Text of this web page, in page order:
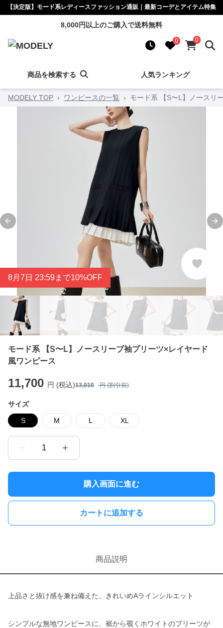
【決定版】モード系レディースファッション通販｜最新コーデとアイテム特集
8,000円以上のご購入で送料無料
0 0
商品を検索する 人気ランキング
MODELY TOP › ワンピースの一覧 › モード系 【S〜L】ノースリ
Previous slide
8月 7 日 23:59まで10%OFF
モード系 【S〜L】ノースリーブ袖プリーツ×レイヤード
風ワンピース
11,700 円 (税込)13,010 円 (割引前)
サイズ
S M L XL
1
購入画面に進む
カートに追加する
商品説明
上品さと抜け感を兼ね備えた、きれいめAラインシルエット
シンプルな無地ワンピースに、裾から覗くホワイトのプリーツが